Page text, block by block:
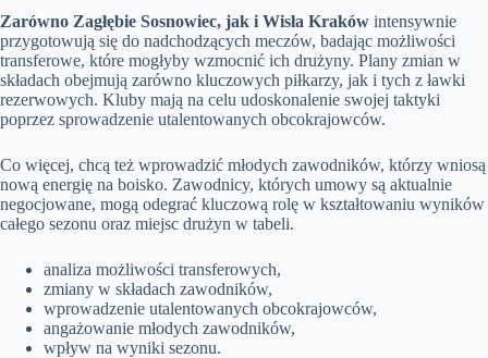
Zarówno Zagłębie Sosnowiec, jak i Wisła Kraków intensywnie
przygotowują się do nadchodzących meczów, badając możliwości
transferowe, które mogłyby wzmocnić ich drużyny. Plany zmian w
składach obejmują zarówno kluczowych piłkarzy, jak i tych z ławki
rezerwowych. Kluby mają na celu udoskonalenie swojej taktyki
poprzez sprowadzenie utalentowanych obcokrajowców.
Co więcej, chcą też wprowadzić młodych zawodników, którzy wniosą
nową energię na boisko. Zawodnicy, których umowy są aktualnie
negocjowane, mogą odegrać kluczową rolę w kształtowaniu wyników
całego sezonu oraz miejsc drużyn w tabeli.
analiza możliwości transferowych,
zmiany w składach zawodników,
wprowadzenie utalentowanych obcokrajowców,
angażowanie młodych zawodników,
wpływ na wyniki sezonu.